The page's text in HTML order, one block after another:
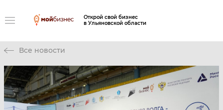
Открой свой бизнес
в Ульяновской области
Все новости